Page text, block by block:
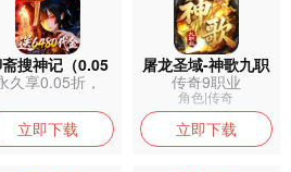
搜神记（0.05
折开局6480）
久享0.05折，
立即下载
屠龙圣域-神歌九职
业
传奇9职业
角色|传奇
立即下载